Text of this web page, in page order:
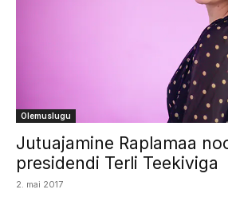
Olemuslugu
Jutuajamine Raplamaa
presidendi Terli Teekiviga
2. mai 2017